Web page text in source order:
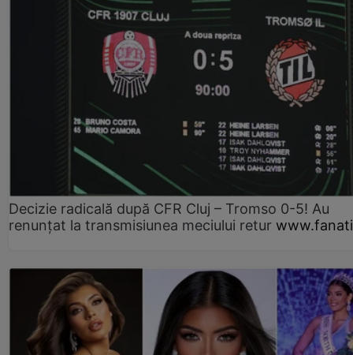
Decizie radicală după CFR Cluj – Tromso 0-5! Au
renunțat la transmisiunea meciului retur